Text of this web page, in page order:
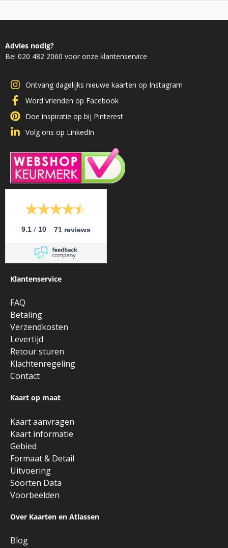
Advies nodig?
Bel 020 482 2060 voor onze klantenservice
Ontvang dagelijks nieuwe kaarten op Instagram
Word vrienden op Facebook
Doe inspiratie op bij Pinterest
Volg ons op LinkedIn
9.1 / 10 71 reviews
Klantenservice
FAQ
Betaling
Verzendkosten
Levertijd
Retour sturen
Klachtenregeling
Contact
Kaart op maat
Kaart aanvragen
Kaart informatie
Gebied
Formaat & Detail
Uitvoering
Soorten Data
Voorbeelden
Over Kaarten en Atlassen
Blog